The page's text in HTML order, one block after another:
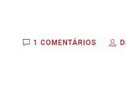
1 COMENTÁRIOS